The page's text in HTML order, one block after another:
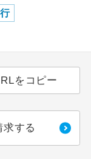
をコピー
する
けるコースで
制限があるコース
定したコースで